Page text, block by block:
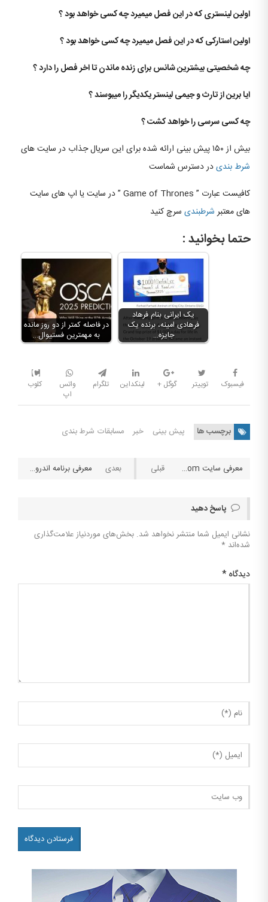
اولین لینستری که در این فصل میمیرد چه کسی خواهد بود ؟
اولین استارکی که در این فصل میمیرد چه کسی خواهد بود ؟
چه شخصیتی بیشترین شانس برای زنده ماندن تا اخر فصل را دارد ؟
ایا برین از تارث و جیمی لینستر یکدیگر را میبوسند ؟
چه کسی سرسی را خواهد کشت ؟
بیش از ۱۵۰ پیش بینی ارائه شده برای این سریال جذاب در سایت های
شرط بندیدر دسترس شماست
کافیست عبارت ” Game of Thrones ” در سایت یا اپ های سایت
های معتبرشرطبندی سرچ کنید
حتما بخوانید :
در فاصله کمتر از دو روز مانده
به مهمترین فستیوال…
یک ایرانی بنام فرهاد
فرهادی‌ امینه، برنده یک
جایزه…
فیسبوک توییتر گوگل + لینکداین تلگرام
واتس
اپ
کلوب
برچسب ها پیش بینی خبر مسابقات شرط بندی
معرفی سایت Adibet.com برای شرط بندی هوشمندانه فوتبال معرفی برنامه اندروید FlashScore ویژه کمک به پیش بینی ورزشی
پاسخ دهید
نشانی ایمیل شما منتشر نخواهد شد. بخش‌های موردنیاز علامت‌گذاری
شده‌اند *
دیدگاه *